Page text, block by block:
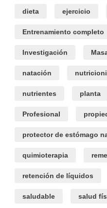
dieta ejercicio
Entrenamiento completo
Investigación
natación
nutrientes planta
Profesional
protector de estómago
quimioterapia
retención de líquidos
saludable salud